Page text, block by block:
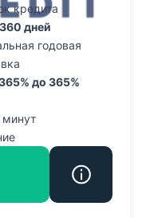
кредита
дней
годовая
до 365%